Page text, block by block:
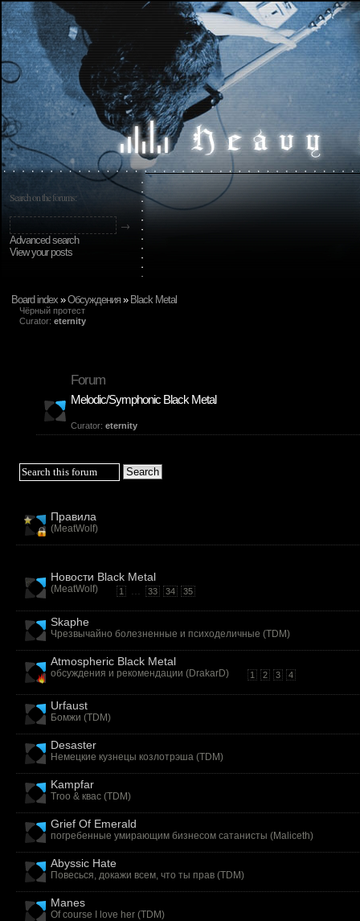
Search on the forums:
Advanced search
View your posts
Board index »Обсуждения » Black Metal
Чёрный протест
Curator: eternity
Forum
Melodic/Symphonic Black Metal
Curator: eternity
Правила
(MeatWolf)
Новости Black Metal
(MeatWolf) 1 33 34 35
Skaphe
Чрезвычайно болезненные и психоделичные (TDM)
Atmospheric Black Metal
обсуждения и рекомендации (DrakarD) 1 2 3 4
Urfaust
Бомжи (TDM)
Desaster
Немецкие кузнецы козлотрэша (TDM)
Kampfar
Troo & квас (TDM)
Grief Of Emerald
погребенные умирающим бизнесом сатанисты (Maliceth)
Abyssic Hate
Повесься, докажи всем, что ты прав (TDM)
Manes
Of course I love her (TDM)